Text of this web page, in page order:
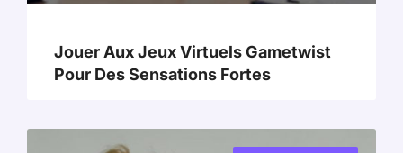
Jouer Aux Jeux Virtuels Gametwist
Pour Des Sensations Fortes